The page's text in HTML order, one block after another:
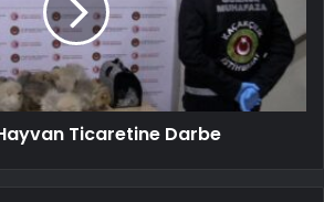
Ticaretine Darbe